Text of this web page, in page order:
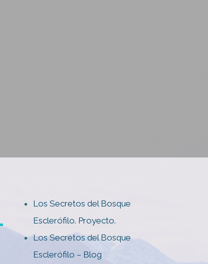
Los Secretos del Bosque
Esclerófilo. Proyecto.
Los Secretos del Bosque
Esclerófilo – Blog